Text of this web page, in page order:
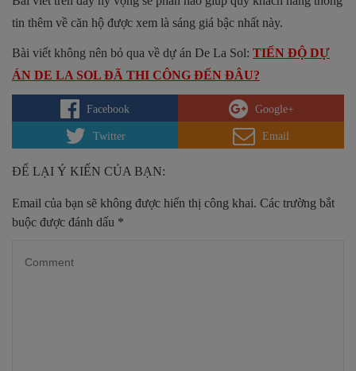
tin thêm về căn hộ được xem là sáng giá bậc nhất này.
Bài viết không nên bỏ qua về dự án De La Sol: TIẾN ĐỘ DỰ
ÁN DE LA SOL ĐÃ THI CÔNG ĐẾN ĐÂU?
Facebook Google+
Twitter Email
ĐỂ LẠI Ý KIẾN CỦA BẠN:
Email của bạn sẽ không được hiển thị công khai. Các trường bắt
buộc được đánh dấu *